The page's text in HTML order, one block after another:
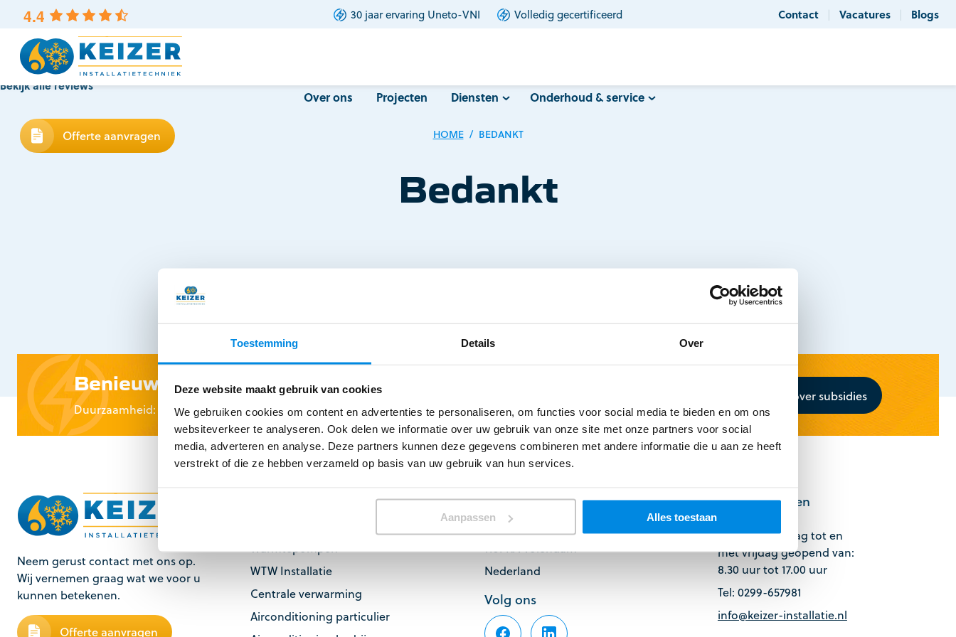
Toestemming Details Over
Deze website maakt gebruik van cookies
We gebruiken cookies om content en advertenties te personaliseren, om functies voor social media te bieden en om ons
websiteverkeer te analyseren. Ook delen we informatie over uw gebruik van onze site met onze partners voor social
media, adverteren en analyse. Deze partners kunnen deze gegevens combineren met andere informatie die u aan ze heeft
verstrekt of die ze hebben verzameld op basis van uw gebruik van hun services.
Aanpassen Alles toestaan
30 jaar ervaring Uneto-VNI Volledig gecertificeerd
4.4
powered byGoogle
Bekijk alle reviews
Contact Vacatures Blogs
Contact | Vacatures | Blogs
Skip
to
Over ons Projecten Diensten Onderhoud & service
Offerte aanvragen HOME / BEDANKT
Bedankt
Benieuwd naar subsidie mogelijkheden?
Duurzaamheid: ook goed voor uw portemonnee!
Lees meer over subsidies
Neem gerust contact met ons op.
Wij vernemen graag wat we voor u
kunnen betekenen.
Offerte aanvragen
Warmtepompen
WTW Installatie
Centrale verwarming
Airconditioning particulier
Keizer Installatietechniek
Edisonstraat 8
1131 KA Volendam
Nederland
Volg ons
Openingstijden
Wij zijn maandag tot en
met vrijdag geopend van:
8.30 uur tot 17.00 uur
Tel: 0299-657981
info@keizer-installatie.nl